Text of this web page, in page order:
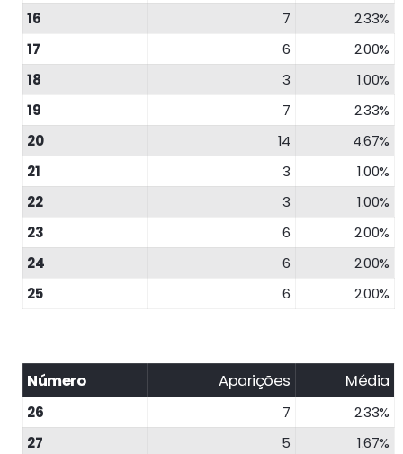
16
7
2.33%
17
6
2.00%
18
3
1.00%
19
7
2.33%
20
14
4.67%
21
3
1.00%
22
3
1.00%
23
6
2.00%
24
6
2.00%
25
6 2.00%
Número Aparições Média
26 7
2.33%
27
5
1.67%